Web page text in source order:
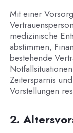
Mit einer
medizinische
abstimmen,
bestehende
Zeitersparnis
Vorstellungen
2.